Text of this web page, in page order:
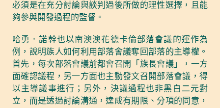
必須是在充分討論與談判過後所做的理性選擇，且能
夠參與開發過程的監督。
哈勇．諾幹也以南澳澳花德卡倫部落會議的運作為
例，說明族人如何利用部落會議奪回部落的主導權。
首先，每次部落會議前都會召開「族長會議」，一方
面確認議程，另一方面也主動發文召開部落會議，得
以主導議事進行；另外，決議過程也非黑白二元對
立，而是透過討論溝通，達成有期限、分項的同意，